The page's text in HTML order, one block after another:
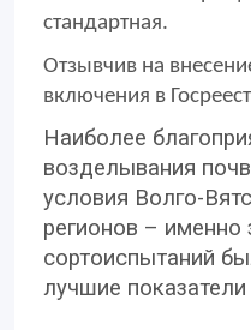
стандартная.
Отзывчив на
включения в
Наиболее
возделывания
условия Волго-
регионов – именно
сортоиспытаний
лучшие